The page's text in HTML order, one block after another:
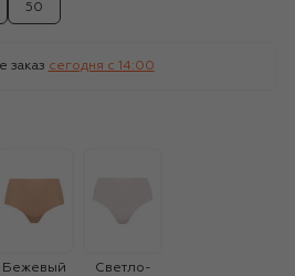
50
заказ сегодня c 14:00
Бежевый
Светло-